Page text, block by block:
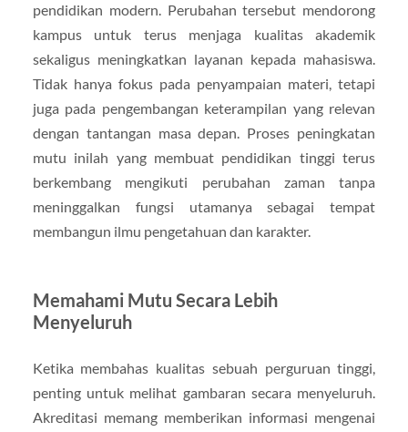
pendidikan modern. Perubahan tersebut mendorong
kampus untuk terus menjaga kualitas akademik
sekaligus meningkatkan layanan kepada mahasiswa.
Tidak hanya fokus pada penyampaian materi, tetapi
juga pada pengembangan keterampilan yang relevan
dengan tantangan masa depan. Proses peningkatan
mutu inilah yang membuat pendidikan tinggi terus
berkembang mengikuti perubahan zaman tanpa
meninggalkan fungsi utamanya sebagai tempat
membangun ilmu pengetahuan dan karakter.
Memahami Mutu Secara Lebih
Menyeluruh
Ketika membahas kualitas sebuah perguruan tinggi,
penting untuk melihat gambaran secara menyeluruh.
Akreditasi memang memberikan informasi mengenai